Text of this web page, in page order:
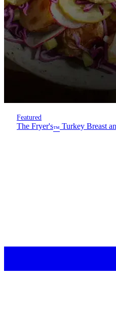
Featured
The Fryer's™ Turkey Breast